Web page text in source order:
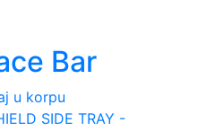
Bar
u korpu